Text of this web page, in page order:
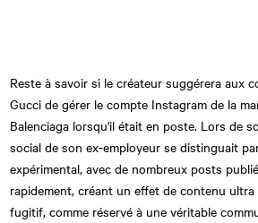
Reste à savoir si le créateur suggérera aux
Gucci de gérer le compte Instagram de la
Balenciaga lorsqu'il était en poste. Lors de
social de son ex-employeur se distinguait
expérimental, avec de nombreux posts
rapidement, créant un effet de contenu
fugitif, comme réservé à une véritable